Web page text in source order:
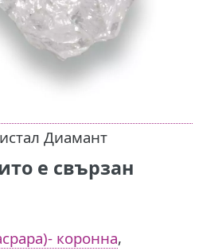
Диамант
е свързан
коронна,